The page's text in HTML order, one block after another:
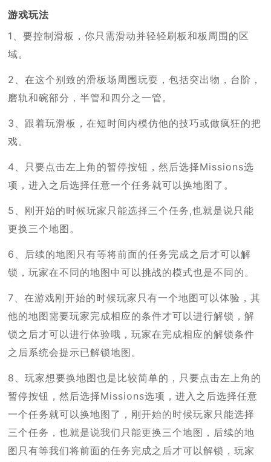
游戏玩法
1、要控制滑板，你只需滑动并轻轻刷板和板周围的区
域。
2、在这个别致的滑板场周围玩耍，包括突出物，台阶，
磨轨和碗部分，半管和四分之一管。
3、跟着玩滑板，在短时间内模仿他的技巧或做疯狂的把
戏。
4、只要点击左上角的暂停按钮，然后选择Missions选
项，进入之后选择任意一个任务就可以换地图了。
5、刚开始的时候玩家只能选择三个任务,也就是说只能
更换三个地图。
6、后续的地图只有等将前面的任务完成之后才可以解
锁，玩家在不同的地图中可以挑战的模式也是不同的。
7、在游戏刚开始的时候玩家只有一个地图可以体验，其
他的地图需要玩家完成相应的条件才可以进行解锁，解
锁之后才可以进行体验哦，玩家在完成相应的解锁条件
之后系统会提示已解锁地图。
8、玩家想要换地图也是比较简单的，只要点击左上角的
暂停按钮，然后选择Missions选项，进入之后选择任意
一个任务就可以换地图了，刚开始的时候玩家只能选择
三个任务，也就是说我们只能更换三个地图，后续的地
图只有等我们将前面的任务完成之后才可以解锁，玩家